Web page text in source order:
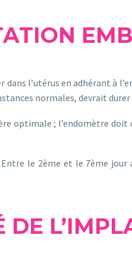
l’utérus en adhérant à
normales, devrait durer
optimale ; l’endomètre
le 2ème et le 7ème jour
DE